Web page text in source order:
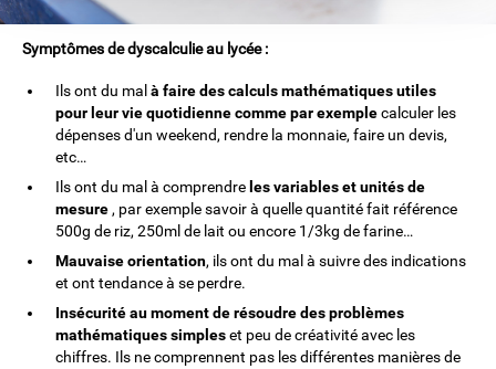
Symptômes de dyscalculie au lycée :
Ils ont du malà faire des calculs mathématiques utiles
pour leur vie quotidienne comme par exemplecalculer les
dépenses d'un weekend, rendre la monnaie, faire un devis,
etc…
Ils ont du mal à comprendre les variables et unités de
mesure , par exemple savoir à quelle quantité fait référence
500g de riz, 250ml de lait ou encore 1/3kg de farine…
Mauvaise orientation, ils ont du mal à suivre des indications
et ont tendance à se perdre.
Insécurité au moment de résoudre des problèmes
mathématiques simpleset peu de créativité avec les
chiffres. Ils ne comprennent pas les différentes manières de